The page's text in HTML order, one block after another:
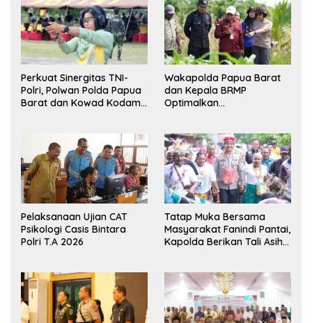
Perkuat Sinergitas TNI-
Polri, Polwan Polda Papua
Barat dan Kowad Kodam
Persahabatan
Wakapolda Papua Barat
dan Kepala BRMP
Optimalkan
Pangan Papua Barat
Pelaksanaan Ujian CAT
Psikologi Casis Bintara
Polri T.A 2026
Tatap Muka Bersama
Masyarakat Fanindi Pantai,
Kapolda Berikan Tali Asih